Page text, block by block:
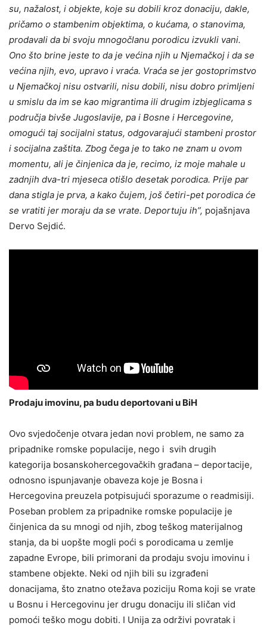
su, nažalost, i objekte, koje su dobili kroz donaciju, dakle,
pričamo o stambenim objektima, o kućama, o stanovima,
prodavali da bi svoju mnogočlanu porodicu izvukli vani.
Ono što brine jeste to da je većina njih u Njemačkoj i da se
većina njih, evo, upravo i vraća. Vraća se jer gostoprimstvo
u Njemačkoj nisu ostvarili, nisu dobili, nisu dobro primljeni
u smislu da im se kao migrantima ili drugim izbjeglicama s
područja bivše Jugoslavije, pa i Bosne i Hercegovine,
omogući taj socijalni status, odgovarajući stambeni prostor
i socijalna zaštita. Zbog čega je to tako ne znam u ovom
momentu, ali je činjenica da je, recimo, iz moje mahale u
zadnjih dva-tri mjeseca otišlo desetak porodica. Prije par
dana stigla je prva, a kako čujem, još četiri-pet porodica će
se vratiti jer moraju da se vrate. Deportuju ih”, pojašnjava
Dervo Sejdić.
Prodaju imovinu, pa budu deportovani u BiH
Ovo svjedočenje otvara jedan novi problem, ne samo za
pripadnike romske populacije, nego i svih drugih
kategorija bosanskohercegovačkih građana – deportacije,
odnosno ispunjavanje obaveza koje je Bosna i
Hercegovina preuzela potpisujući sporazume o readmisiji.
Poseban problem za pripadnike romske populacije je
činjenica da su mnogi od njih, zbog teškog materijalnog
stanja, da bi uopšte mogli poći s porodicama u zemlje
zapadne Evrope, bili primorani da prodaju svoju imovinu i
stambene objekte. Neki od njih bili su izgrađeni
donacijama, što znatno otežava poziciju Roma koji se vrate
u Bosnu i Hercegovinu jer drugu donaciju ili sličan vid
pomoći teško mogu dobiti. I Unija za održivi povratak i